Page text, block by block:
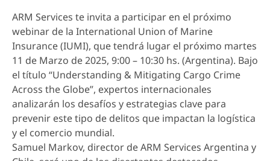
ARM Services te invita a participar en el próximo
webinar de la International Union of Marine
Insurance (IUMI), que tendrá lugar el próximo martes
11 de Marzo de 2025, 9:00 – 10:30 hs. (Argentina). Bajo
el título “Understanding & Mitigating Cargo Crime
Across the Globe”, expertos internacionales
analizarán los desafíos y estrategias clave para
prevenir este tipo de delitos que impactan la logística
y el comercio mundial.
Samuel Markov, director de ARM Services Argentina y